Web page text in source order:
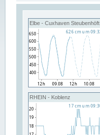
Elbe - Cuxhaven Steubenhöft
RHEIN - Koblenz